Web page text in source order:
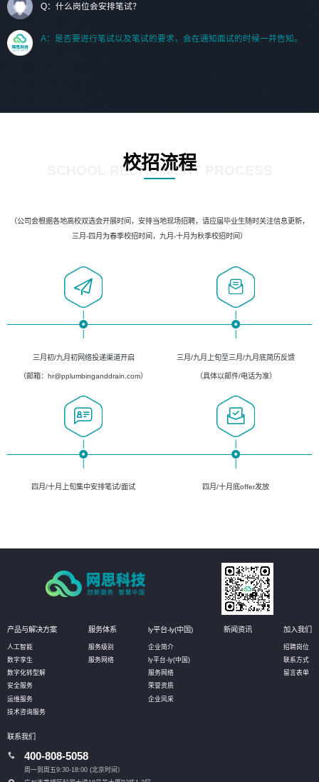
Q：什么岗位会安排笔试？
A：是否要进行笔试以及笔试的要求，会在通知面试的时候一并告知。
校招流程
SCHOOL RECRUIMENT PROCESS
（公司会根据各地高校双选会开展时间，安排当地现场招聘，请应届毕业生随时关注信息更新，
三月-四月为春季校招时间，九月-十月为秋季校招时间）
三月初/九月初网络投递渠道开启
（邮箱：hr@pplumbinganddrain.com）
三月/九月上旬至三月/九月底简历反馈
（具体以邮件/电话为准）
四月/十月上旬集中安排笔试/面试 四月/十月底offer发放
产品与解决方案
人工智能
数字孪生
数字化转型解
安全服务
运维服务
技术咨询服务
服务体系
服务级别
服务网络
ly平台-ly(中国)
企业简介
ly平台-ly(中国)
服务网络
荣誉资质
企业风采
新闻资讯 加入我们
招聘岗位
联系方式
留言表单
联系我们
400-808-5058
周一到周五9:30-18:00 (北京时间）